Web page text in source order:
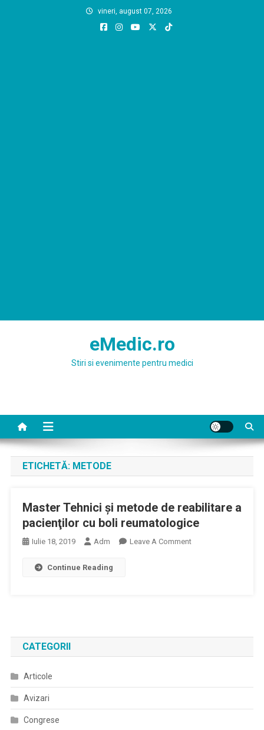
vineri, august 07, 2026
eMedic.ro
Stiri si evenimente pentru medici
ETICHETĂ: METODE
Master Tehnici şi metode de reabilitare a
pacienţilor cu boli reumatologice
Iulie 18, 2019 Adm Leave A CommentOn
A
Reumatologice
Continue Reading
CATEGORII
Articole
Avizari
Congrese